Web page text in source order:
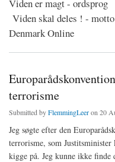
Viden er magt - ordsprog
Viden skal deles ! - motto
Denmark Online
terrorisme
Submitted byFlemmingLeeron 20
Jeg søgte efter den
terrorisme, som Justitsminister
kigge på. Jeg kunne ikke finde